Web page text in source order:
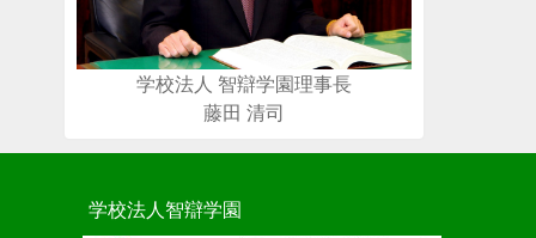
学校法人 智辯学園理事長
藤田 清司
学校法人智辯学園